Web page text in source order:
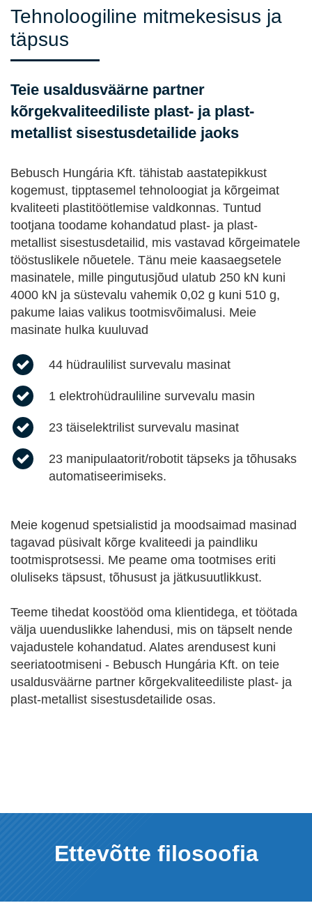
Tehnoloogiline mitmekesisus ja
täpsus
Teie usaldusväärne partner
kõrgekvaliteediliste plast- ja plast-
metallist sisestusdetailide jaoks
Bebusch Hungária Kft. tähistab aastatepikkust
kogemust, tipptasemel tehnoloogiat ja kõrgeimat
kvaliteeti plastitöötlemise valdkonnas. Tuntud
tootjana toodame kohandatud plast- ja plast-
metallist sisestusdetailid, mis vastavad kõrgeimatele
tööstuslikele nõuetele. Tänu meie kaasaegsetele
masinatele, mille pingutusjõud ulatub 250 kN kuni
4000 kN ja süstevalu vahemik 0,02 g kuni 510 g,
pakume laias valikus tootmisvõimalusi. Meie
masinate hulka kuuluvad
44 hüdraulilist survevalu masinat
1 elektrohüdrauliline survevalu masin
23 täiselektrilist survevalu masinat
23 manipulaatorit/robotit täpseks ja tõhusaks
automatiseerimiseks.
Meie kogenud spetsialistid ja moodsaimad masinad
tagavad püsivalt kõrge kvaliteedi ja paindliku
tootmisprotsessi. Me peame oma tootmises eriti
oluliseks täpsust, tõhusust ja jätkusuutlikkust.
Teeme tihedat koostööd oma klientidega, et töötada
välja uuenduslikke lahendusi, mis on täpselt nende
vajadustele kohandatud. Alates arendusest kuni
seeriatootmiseni - Bebusch Hungária Kft. on teie
usaldusväärne partner kõrgekvaliteediliste plast- ja
plast-metallist sisestusdetailide osas.
Ettevõtte filosoofia